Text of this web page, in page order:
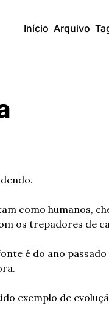
Início Arquivo
como humanos,
os trepadores de
é do ano
exemplo de